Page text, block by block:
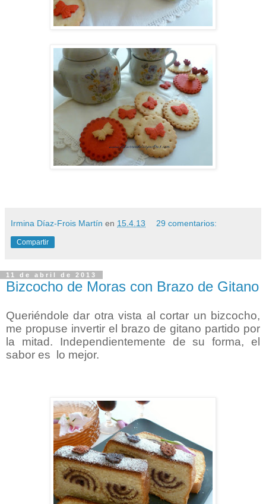
Irmina Díaz-Frois Martín en 15.4.13 29 comentarios:
Compartir
11 de abril de 2013
Bizcocho de Moras con Brazo de Gitano
Queriéndole dar otra vista al cortar un bizcocho,
me propuse invertir el brazo de gitano partido por
la mitad. Independientemente de su forma, el
sabor es lo mejor.